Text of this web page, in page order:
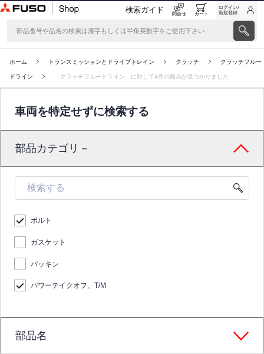
検索ガイド 問合せ カート
ログイン/
新規登録
ホーム トランスミッションとドライブトレイン クラッチ クラッチフルー
ドライン 「クラッチフルードライン」に対して4件の商品が見つかりました
車両を特定せずに検索する
部品カテゴリ－
ボルト
ガスケット
パッキン
パワーテイクオフ、T/M
部品名